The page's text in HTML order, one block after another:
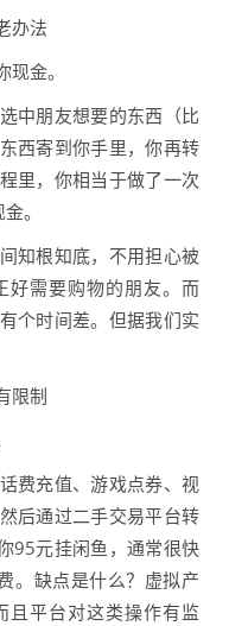
办法
金。
中朋友想要的东西（比
西寄到你手里，你再转
里，你相当于做了一次
。
知根知底，不用担心被
需要购物的朋友。而
个时间差。但据我们实
限制
费充值、游戏点券、视
后通过二手交易平台转
95元挂闲鱼，通常很快
。缺点是什么？虚拟产
且平台对这类操作有监